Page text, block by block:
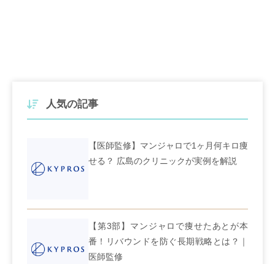
人気の記事
【医師監修】マンジャロで1ヶ月何キロ痩
せる？ 広島のクリニックが実例を解説
【第3部】マンジャロで痩せたあとが本
番！リバウンドを防ぐ長期戦略とは？｜
医師監修